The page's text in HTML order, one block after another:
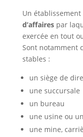
Un
d’affairespar
exercée en tout
Sont notamment
stables :
un siège de
une succursale
un bureau
une usine ou
une mine,